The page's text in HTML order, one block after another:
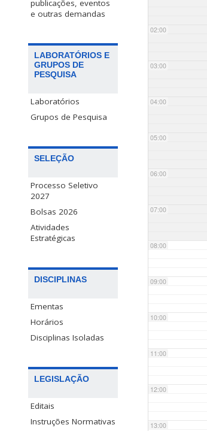
publicações, eventos
e outras demandas
LABORATÓRIOS E
GRUPOS DE
PESQUISA
Laboratórios
Grupos de Pesquisa
SELEÇÃO
Processo Seletivo
2027
Bolsas 2026
Atividades
Estratégicas
DISCIPLINAS
Ementas
Horários
Disciplinas Isoladas
LEGISLAÇÃO
Editais
Instruções Normativas
02:00
03:00
04:00
05:00
06:00
07:00
08:00
09:00
10:00
11:00
12:00
13:00